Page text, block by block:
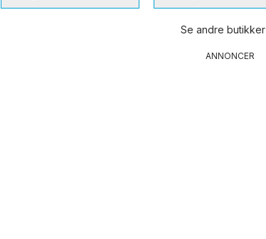
Se andre butikker
ANNONCER